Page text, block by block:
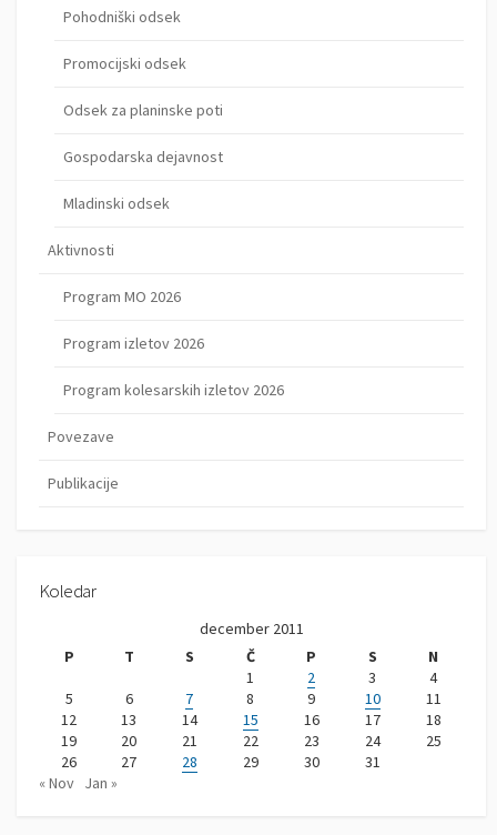
Pohodniški odsek
Promocijski odsek
Odsek za planinske poti
Gospodarska dejavnost
Mladinski odsek
Aktivnosti
Program MO 2026
Program izletov 2026
Program kolesarskih izletov 2026
Povezave
Publikacije
Koledar
december 2011
P
T S Č P S
N
1
2 3
4
5
6 7 8 9 10
11
12
13 14 15 16 17
18
19
20 21 22 23 24
25
26
27 28 29 30
31
« Nov Jan »